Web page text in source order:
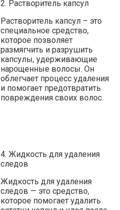
2. Растворитель капсул
Растворитель капсул – это
специальное средство,
которое позволяет
размягчить и разрушить
капсулы, удерживающие
нарощенные волосы. Он
облегчает процесс удаления
и помогает предотвратить
повреждения своих волос.
4. Жидкость для удаления
следов
Жидкость для удаления
следов — это средство,
которое помогает удалить